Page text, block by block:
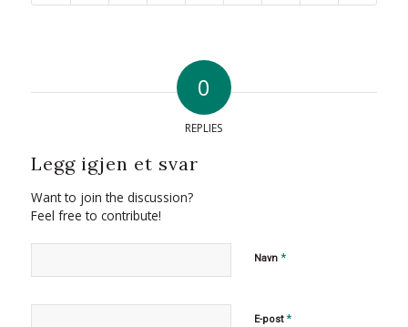
0
REPLIES
Legg igjen et svar
Want to join the discussion?
Feel free to contribute!
Navn *
E-post*